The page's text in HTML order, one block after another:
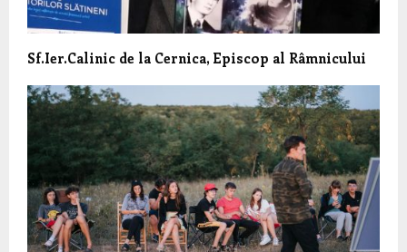
Sf.Ier.Calinic de la Cernica, Episcop al Râmnicului